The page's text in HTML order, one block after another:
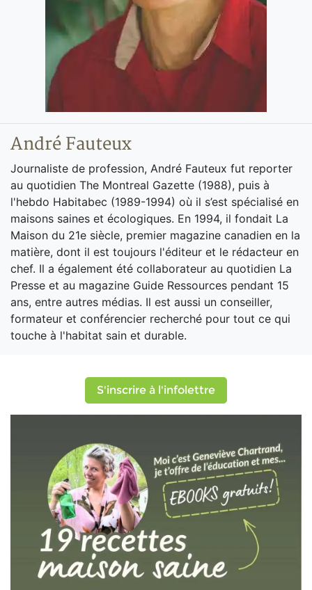
André Fauteux
Journaliste de profession, André Fauteux fut reporter
au quotidien The Montreal Gazette (1988), puis à
l'hebdo Habitabec (1989-1994) où il s’est spécialisé en
maisons saines et écologiques. En 1994, il fondait La
Maison du 21e siècle, premier magazine canadien en la
matière, dont il est toujours l'éditeur et le rédacteur en
chef. Il a également été collaborateur au quotidien La
Presse et au magazine Guide Ressources pendant 15
ans, entre autres médias. Il est aussi un conseiller,
formateur et conférencier recherché pour tout ce qui
touche à l'habitat sain et durable.
S'inscrire à l'infolettre